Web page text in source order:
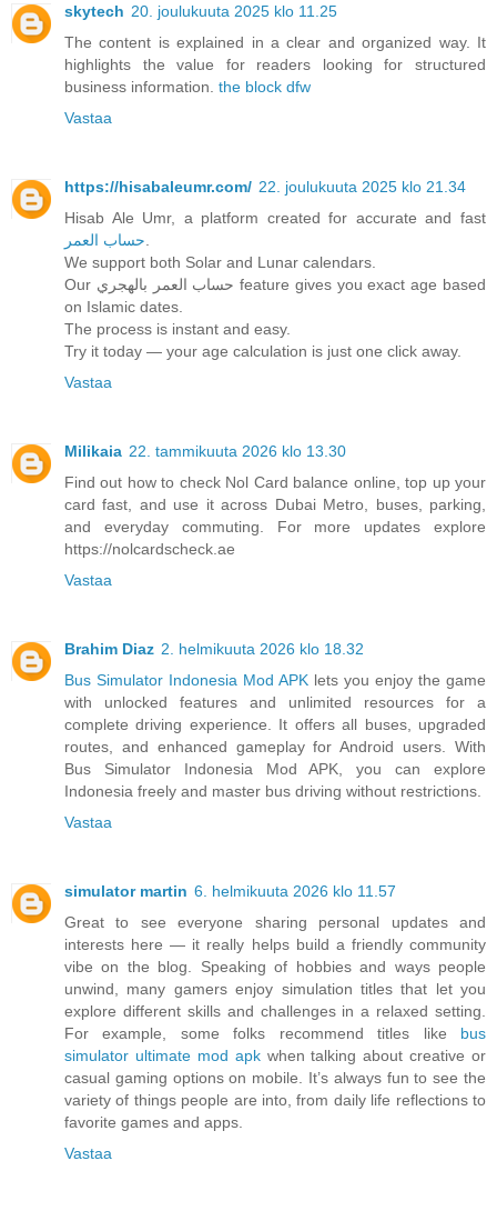
skytech 20. joulukuuta 2025 klo 11.25
The content is explained in a clear and organized way. It
highlights the value for readers looking for structured
business information. the block dfw
Vastaa
https://hisabaleumr.com/ 22. joulukuuta 2025 klo 21.34
Hisab Ale Umr, a platform created for accurate and fast
حساب العمر
We support both Solar and Lunar calendars.
Our حساب العمر بالهجري feature gives you exact age based
on Islamic dates.
The process is instant and easy.
Try it today — your age calculation is just one click away.
Vastaa
Milikaia 22. tammikuuta 2026 klo 13.30
Find out how to check Nol Card balance online, top up your
card fast, and use it across Dubai Metro, buses, parking,
and everyday commuting. For more updates explore
https://nolcardscheck.ae
Vastaa
Brahim Diaz 2. helmikuuta 2026 klo 18.32
Bus Simulator Indonesia Mod APK lets you enjoy the game
with unlocked features and unlimited resources for a
complete driving experience. It offers all buses, upgraded
routes, and enhanced gameplay for Android users. With
Bus Simulator Indonesia Mod APK, you can explore
Indonesia freely and master bus driving without restrictions.
Vastaa
simulator martin 6. helmikuuta 2026 klo 11.57
Great to see everyone sharing personal updates and
interests here — it really helps build a friendly community
vibe on the blog. Speaking of hobbies and ways people
unwind, many gamers enjoy simulation titles that let you
explore different skills and challenges in a relaxed setting.
For example, some folks recommend titles like bus
simulator ultimate mod apkwhen talking about creative or
casual gaming options on mobile. It’s always fun to see the
variety of things people are into, from daily life reflections to
favorite games and apps.
Vastaa